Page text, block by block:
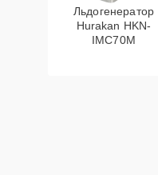
Льдогенератор
Hurakan HKN-
IMC70M